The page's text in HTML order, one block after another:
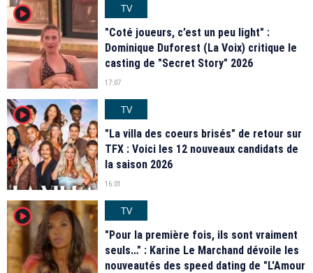
player2
TV
"Coté joueurs, c’est un peu light" :
Dominique Duforest (La Voix) critique le
casting de "Secret Story" 2026
17:07
player2
TV
"La villa des coeurs brisés" de retour sur
TFX : Voici les 12 nouveaux candidats de
la saison 2026
16:01
player2
TV
"Pour la première fois, ils sont vraiment
seuls…" : Karine Le Marchand dévoile les
nouveautés des speed dating de "L'Amour